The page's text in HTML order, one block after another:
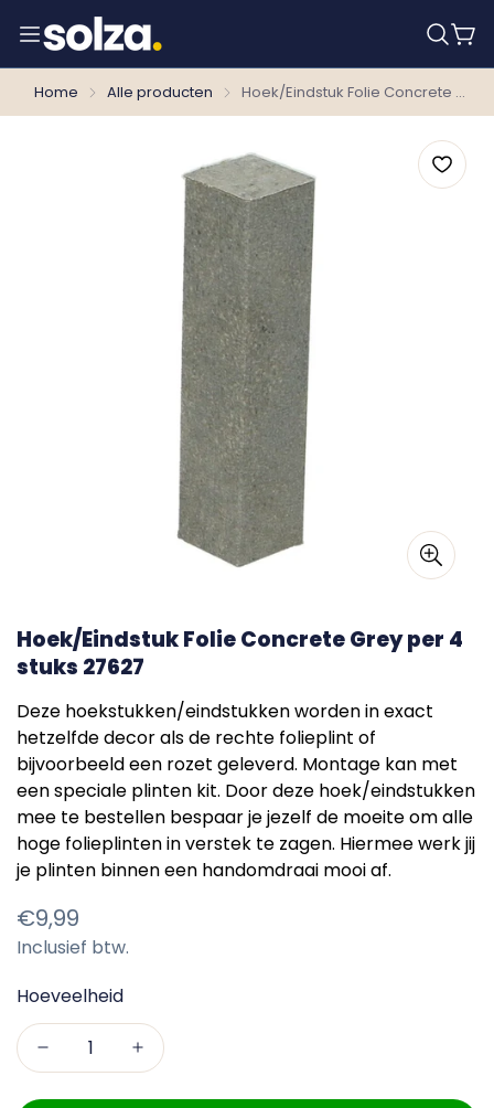
Home Alle producten Hoek/Eindstuk Folie Concrete Grey per 4 stuks 27627
Hoek/Eindstuk Folie Concrete Grey per 4
stuks 27627
Deze hoekstukken/eindstukken worden in exact
hetzelfde decor als de rechte folieplint of
bijvoorbeeld een rozet geleverd. Montage kan met
een speciale plinten kit. Door deze hoek/eindstukken
mee te bestellen bespaar je jezelf de moeite om alle
hoge folieplinten in verstek te zagen. Hiermee werk jij
je plinten binnen een handomdraai mooi af.
Normale
prijs
€9,99
Inclusief btw.
Hoeveelheid